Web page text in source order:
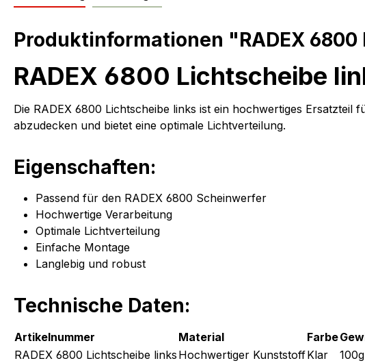
Produktinformationen "RADEX
RADEX 6800 Lichtscheibe
Die RADEX 6800 Lichtscheibe links ist ein hochwertiges
abzudecken und bietet eine optimale Lichtverteilung.
Eigenschaften:
Passend für den RADEX 6800 Scheinwerfer
Hochwertige Verarbeitung
Optimale Lichtverteilung
Einfache Montage
Langlebig und robust
Technische Daten:
Artikelnummer Material Farbe
RADEX 6800 Lichtscheibe links Hochwertiger KunststoffKlar 100g